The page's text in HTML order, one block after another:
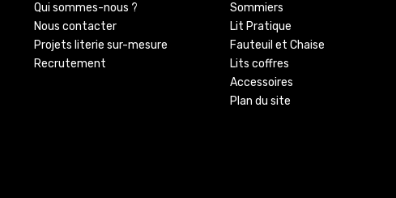
Qui sommes-nous ?
Nous contacter
Projets literie sur-mesure
Recrutement
Sommiers
Lit Pratique
Fauteuil et Chaise
Lits coffres
Accessoires
Plan du site